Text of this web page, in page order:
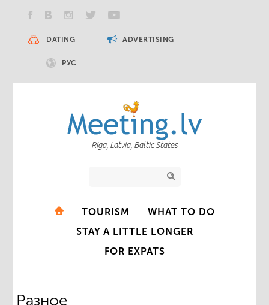
DATING ADVERTISING
РУС
Riga, Latvia, Baltic States
TOURISM
WHAT TO DO
STAY A LITTLE LONGER
FOR EXPATS
Разное